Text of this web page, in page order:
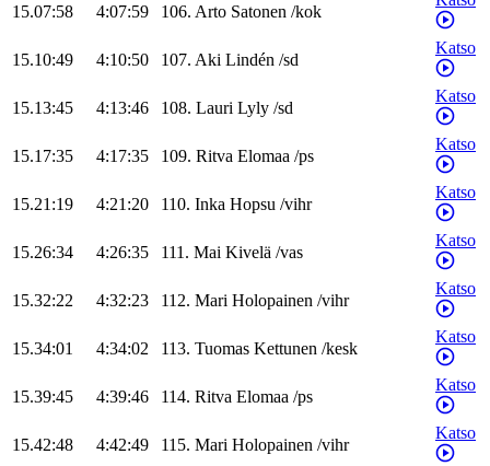
15.07:58 4:07:59 106. Arto Satonen /kok
15.10:49 4:10:50 107. Aki Lindén /sd
Katso
15.13:45 4:13:46 108. Lauri Lyly /sd
Katso
15.17:35 4:17:35 109. Ritva Elomaa /ps
Katso
15.21:19 4:21:20 110. Inka Hopsu /vihr
Katso
15.26:34 4:26:35 111. Mai Kivelä /vas
Katso
15.32:22 4:32:23 112. Mari Holopainen /vihr
Katso
15.34:01 4:34:02 113. Tuomas Kettunen /kesk
Katso
15.39:45 4:39:46 114. Ritva Elomaa /ps
Katso
15.42:48 4:42:49 115. Mari Holopainen /vihr
Katso